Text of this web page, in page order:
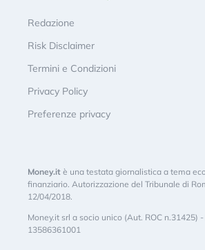
Redazione
Risk Disclaimer
Termini e Condizioni
Privacy Policy
Preferenze privacy
Money.it è una testata giornalistica a tema
finanziario. Autorizzazione del Tribunale di
12/04/2018.
Money.it srl a socio unico (Aut. ROC n.31425) -
13586361001